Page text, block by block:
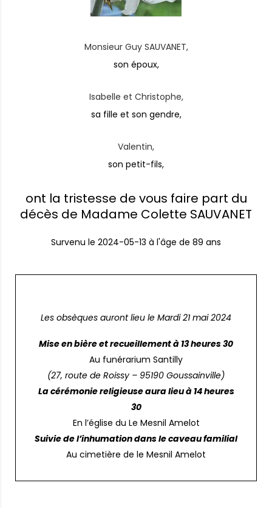
Monsieur Guy SAUVANET,
son époux,
Isabelle et Christophe,
sa fille et son gendre,
Valentin,
son petit-fils,
ont la tristesse de vous faire part du
décès de Madame Colette SAUVANET
Survenu le 2024-05-13 à l'âge de 89 ans
Les obsèques auront lieu le Mardi 21 mai 2024
Mise en bière et recueillement à 13 heures 30
Au funérarium Santilly
(27, route de Roissy – 95190 Goussainville)
La cérémonie religieuse aura lieu à 14 heures
30
En l’église du Le Mesnil Amelot
Suivie de l’inhumation dans le caveau familial
Au cimetière de le Mesnil Amelot